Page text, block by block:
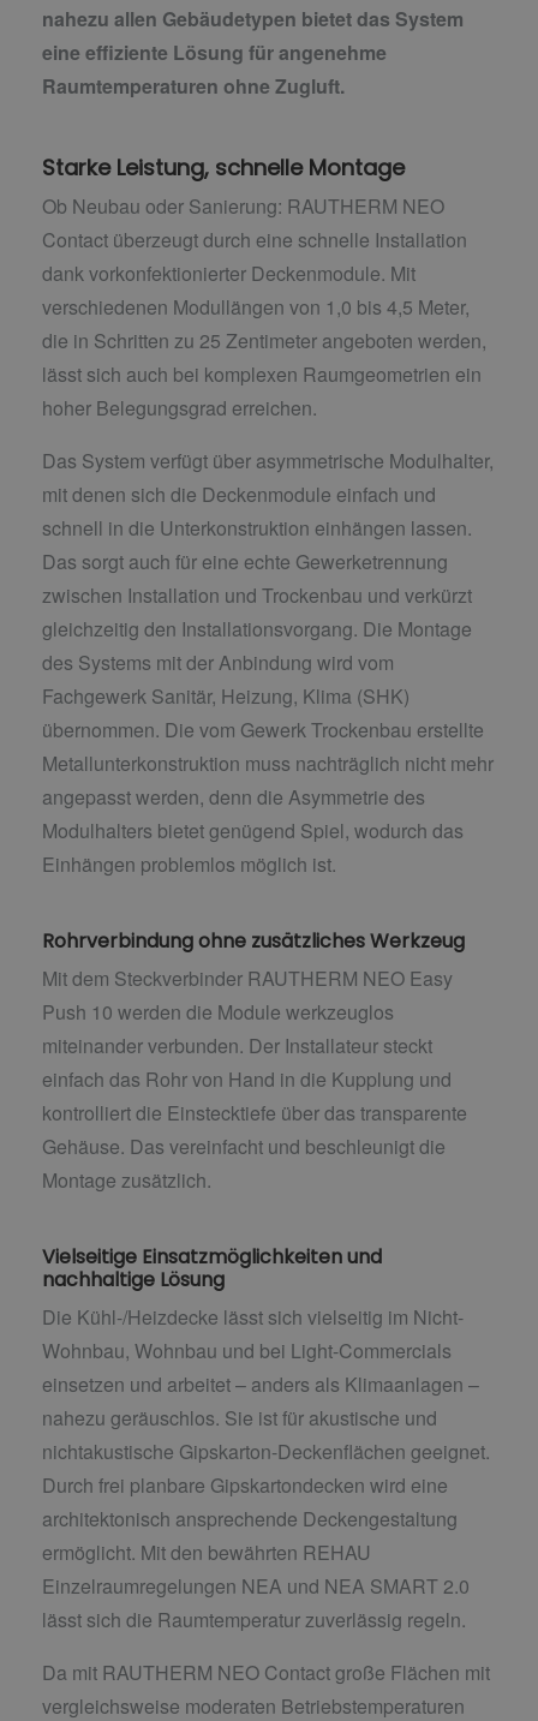
nahezu allen Gebäudetypen bietet das System
eine effiziente Lösung für angenehme
Raumtemperaturen ohne Zugluft.
Starke Leistung, schnelle Montage
Ob Neubau oder Sanierung: RAUTHERM NEO
Contact überzeugt durch eine schnelle Installation
dank vorkonfektionierter Deckenmodule. Mit
verschiedenen Modullängen von 1,0 bis 4,5 Meter,
die in Schritten zu 25 Zentimeter angeboten werden,
lässt sich auch bei komplexen Raumgeometrien ein
hoher Belegungsgrad erreichen.
Das System verfügt über asymmetrische Modulhalter,
mit denen sich die Deckenmodule einfach und
schnell in die Unterkonstruktion einhängen lassen.
Das sorgt auch für eine echte Gewerketrennung
zwischen Installation und Trockenbau und verkürzt
gleichzeitig den Installationsvorgang. Die Montage
des Systems mit der Anbindung wird vom
Fachgewerk Sanitär, Heizung, Klima (SHK)
übernommen. Die vom Gewerk Trockenbau erstellte
Metallunterkonstruktion muss nachträglich nicht mehr
angepasst werden, denn die Asymmetrie des
Modulhalters bietet genügend Spiel, wodurch das
Einhängen problemlos möglich ist.
Rohrverbindung ohne zusätzliches Werkzeug
Mit dem Steckverbinder RAUTHERM NEO Easy
Push 10 werden die Module werkzeuglos
miteinander verbunden. Der Installateur steckt
einfach das Rohr von Hand in die Kupplung und
kontrolliert die Einstecktiefe über das transparente
Gehäuse. Das vereinfacht und beschleunigt die
Montage zusätzlich.
Vielseitige Einsatzmöglichkeiten und
nachhaltige Lösung
Die Kühl-/Heizdecke lässt sich vielseitig im Nicht-
Wohnbau, Wohnbau und bei Light-Commercials
einsetzen und arbeitet – anders als Klimaanlagen –
nahezu geräuschlos. Sie ist für akustische und
nichtakustische Gipskarton-Deckenflächen geeignet.
Durch frei planbare Gipskartondecken wird eine
architektonisch ansprechende Deckengestaltung
ermöglicht. Mit den bewährten REHAU
Einzelraumregelungen NEA und NEA SMART 2.0
lässt sich die Raumtemperatur zuverlässig regeln.
Da mit RAUTHERM NEO Contact große Flächen mit
vergleichsweise moderaten Betriebstemperaturen